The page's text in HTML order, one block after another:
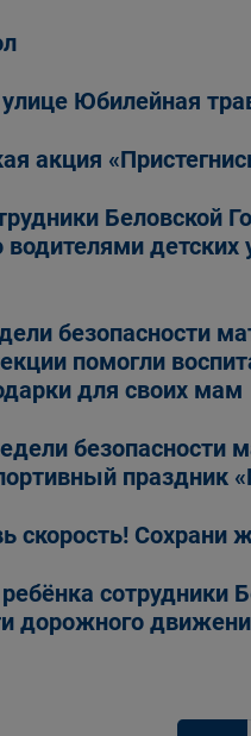
Юбилейная
акция
Беловской
безопасности
помогли
для своих мам
безопасности
праздник
скорость! Сохрани
сотрудники
дорожного